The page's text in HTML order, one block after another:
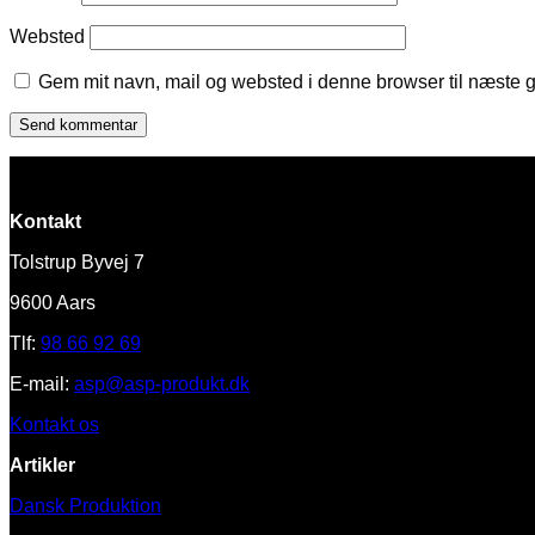
Websted
Gem mit navn, mail og websted i denne browser til næste
Kontakt
Tolstrup Byvej 7
9600 Aars
Tlf: 98 66 92 69
E-mail: asp@asp-produkt.dk
Kontakt os
Artikler
Dansk Produktion